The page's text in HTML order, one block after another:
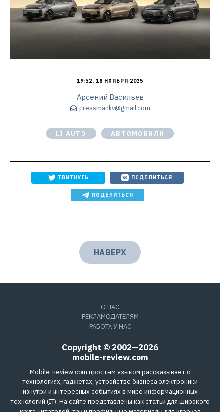
19:52, 18 НОЯБРЯ 2025
Арсений Васильев
pressmankv@gmail.com
LI AUTO АВТОМОБИЛИ
ТВИТНУТЬ ПОДЕЛИТЬСЯ
ПОДЕЛИТЬСЯ
НАВЕРХ
О НАС
РЕКЛАМОДАТЕЛЯМ
РАБОТА У НАС
Copyright © 2002—2026
mobile-review.com
Mobile-Review.com простым языком рассказывает о
технологиях, гаджетах, устройстве бизнеса электроники
изнутри и интересных событиях в мире информационных
технологий (IT). На сайте представлены как статьи для широкого